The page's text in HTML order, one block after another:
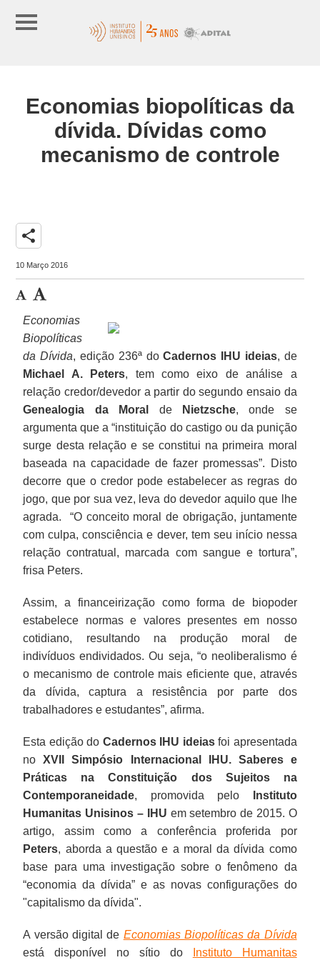
Economias biopolíticas da
dívida. Dívidas como
mecanismo de controle
share
10 Março 2016
Economias
Biopolíticas
da Dívida, edição 236ª doCadernos IHU ideias, de
Michael A. Peters, tem como eixo de análise a
relação credor/devedor a partir do segundo ensaio da
Genealogia da Moral
de Nietzsche, onde se
argumenta que a “instituição do castigo ou da punição
surge desta relação e se constitui na primeira moral
baseada na capacidade de fazer promessas”. Disto
decorre que o credor pode estabelecer as regras do
jogo, que por sua vez, leva do devedor aquilo que lhe
agrada. “O conceito moral de obrigação, juntamente
com culpa, consciência e dever, tem seu início nessa
relação contratual, marcada com sangue e tortura”,
frisa Peters.
Assim, a financeirização como forma de biopoder
estabelece normas e valores presentes em nosso
cotidiano, resultando na produção moral de
indivíduos endividados. Ou seja, “o neoliberalismo é
o mecanismo de controle mais eficiente que, através
da dívida, captura a resistência por parte dos
trabalhadores e estudantes”, afirma.
Esta edição do Cadernos IHU ideiasfoi apresentada
noXVII Simpósio Internacional IHU. Saberes e
Práticas na Constituição dos Sujeitos na
Contemporaneidade, promovida pelo
Instituto
Humanitas Unisinos – IHU em setembro de 2015. O
artigo, assim como a conferência proferida por
Peters, aborda a questão e a moral da dívida como
base para uma investigação sobre o fenômeno da
“economia da dívida” e as novas configurações do
"capitalismo da dívida".
A versão digital de Economias Biopolíticas da Dívida
está disponível no sítio do
Instituto Humanitas